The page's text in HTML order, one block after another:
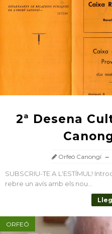
2ª Desena
Orfeó Canongí
SUBSCRIU-TE A L'ESTÍMUL!
rebre un avís amb els nou...
ORFEÓ